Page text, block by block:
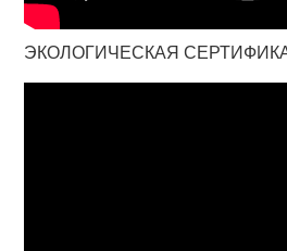
ЭКОЛОГИЧЕСКАЯ